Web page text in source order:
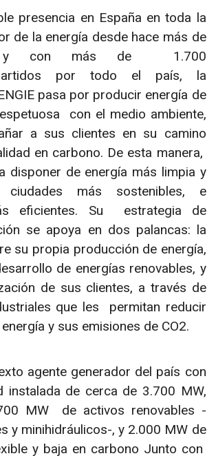
presencia en España en toda la
de la energía desde hace más de
y con más de 1.700
por todo el país, la
pasa por producir energía de
con el medio ambiente,
a sus clientes en su camino
en carbono. De esta manera,
disponer de energía más limpia y
ciudades más sostenibles, e
eficientes. Su estrategia de
se apoya en dos palancas: la
su propia producción de energía,
de energías renovables, y
de sus clientes, a través de
que les permitan reducir
y sus emisiones de CO2.
agente generador del país con
instalada de cerca de 3.700 MW,
MW de activos renovables -
y minihidráulicos-, y 2.000 MW de
y baja en carbono Junto con